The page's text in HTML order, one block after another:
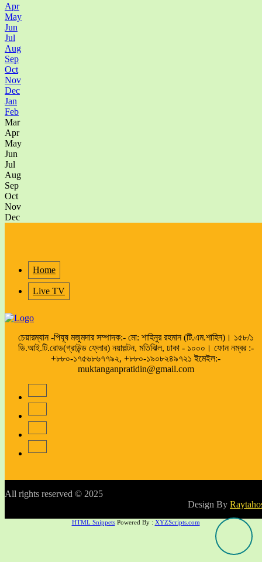
Apr
May
Jun
Jul
Aug
Sep
Oct
Nov
Dec
Jan
Feb
Mar
Apr
May
Jun
Jul
Aug
Sep
Oct
Nov
Dec
Home
Live TV
চেয়ারম্যান -পিযূষ মজুমদার সম্পাদক:- মো: শাহিনুর রহমান (টি.এম.শাহিন)। ১৫৮/১
ডি.আই.টি.রোড(গ্রাউন্ড ফ্লোর) নয়াপল্টন, মতিঝিল, ঢাকা - ১০০০। ফোন নম্বর :-
+৮৮০-১৭৫৬৮৬৭৭৯২, +৮৮০-১৯০৮২৪৯৭২১ ইমেইল:-
muktanganpratidin@gmail.com
All rights reserved © 2025
Design By
HTML SnippetsPowered By : XYZScripts.com